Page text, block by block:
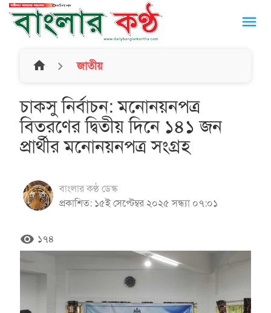
menu
home জাতীয়
চাকসু নির্বাচন: মনোনয়নপত্র
বিতরণের দ্বিতীয় দিনে ১৪১ জন
প্রার্থীর মনোনয়নপত্র সংগ্রহ
বাংলার কণ্ঠ ডেস্ক
প্রকাশিত: ১৫ই সেপ্টেম্বর ২০২৫ সন্ধ্যা ০৭:০১
remove_red_eye ১৭৪